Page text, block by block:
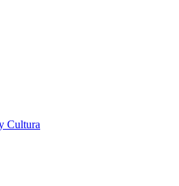
Cultura